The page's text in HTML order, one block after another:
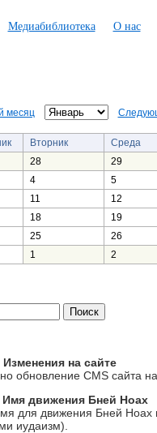
Медиабиблиотека О нас
месяц
Вторник Среда
28 29
4 5
11 12
18 19
25 26
1 2
Изменения на сайте
обновление CMS сайта
Имя движения Бней Ноах
для движения Бней Ноах
иудаизм).